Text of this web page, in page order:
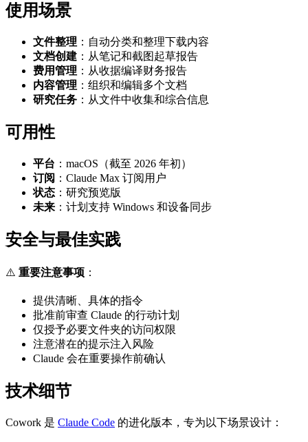
使用场景
文件整理 ：自动分类和整理下载内容
文档创建 ：从笔记和截图起草报告
费用管理 ：从收据编译财务报告
内容管理 ：组织和编辑多个文档
研究任务 ：从文件中收集和综合信息
可用性
平台 ：macOS（截至 2026 年初）
订阅 ：Claude Max 订阅用户
状态 ：研究预览版
未来 ：计划支持 Windows 和设备同步
安全与最佳实践
⚠️ 重要注意事项 ：
提供清晰、具体的指令
批准前审查 Claude 的行动计划
仅授予必要文件夹的访问权限
注意潜在的提示注入风险
Claude 会在重要操作前确认
技术细节
Cowork 是 Claude Code 的进化版本，专为以下场景设计：